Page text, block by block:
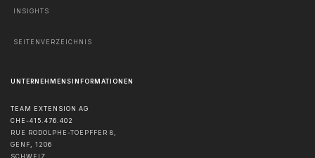
INSIGHTS
SEITENVERZEICHNIS
UNTERNEHMENSINFORMATIONEN
TEAM EXTENSION AG
CHE-415.476.402
RUE RODOLPHE-TOEPFFER 8,
GENF, 1206